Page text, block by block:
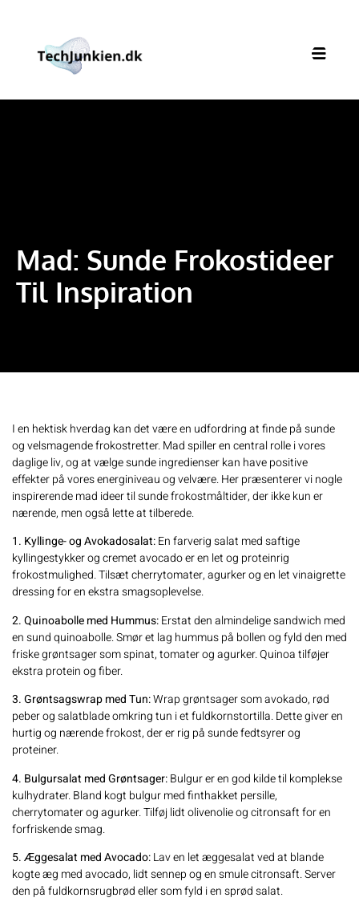
Mad: Sunde Frokostideer
Til Inspiration
I en hektisk hverdag kan det være en udfordring at finde på sunde
og velsmagende frokostretter. Mad spiller en central rolle i vores
daglige liv, og at vælge sunde ingredienser kan have positive
effekter på vores energiniveau og velvære. Her præsenterer vi nogle
inspirerendemad ideer til sunde frokostmåltider, der ikke kun er
nærende, men også lette at tilberede.
1. Kyllinge- og Avokadosalat:En farverig salat med saftige
kyllingestykker og cremet avocado er en let og proteinrig
frokostmulighed. Tilsæt cherrytomater, agurker og en let vinaigrette
dressing for en ekstra smagsoplevelse.
2. Quinoabolle med Hummus:Erstat den almindelige sandwich med
en sund quinoabolle. Smør et lag hummus på bollen og fyld den med
friske grøntsager som spinat, tomater og agurker. Quinoa tilføjer
ekstra protein og fiber.
3. Grøntsagswrap med Tun:Wrap grøntsager som avokado, rød
peber og salatblade omkring tun i et fuldkornstortilla. Dette giver en
hurtig og nærende frokost, der er rig på sunde fedtsyrer og
proteiner.
4. Bulgursalat med Grøntsager:Bulgur er en god kilde til komplekse
kulhydrater. Bland kogt bulgur med finthakket persille,
cherrytomater og agurker. Tilføj lidt olivenolie og citronsaft for en
forfriskende smag.
5. Æggesalat med Avocado:Lav en let æggesalat ved at blande
kogte æg med avocado, lidt sennep og en smule citronsaft. Server
den på fuldkornsrugbrød eller som fyld i en sprød salat.